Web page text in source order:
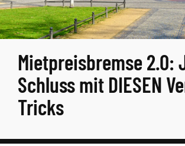
Mietpreisbremse 2.0:
Schluss mit DIESEN
Tricks